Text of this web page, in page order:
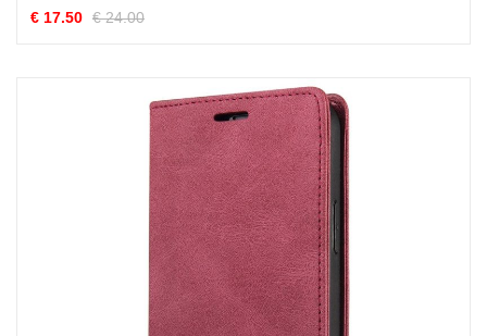
€ 17.50 € 24.00